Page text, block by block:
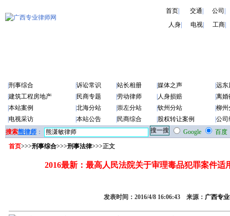
首页| 交通 公司
人身
电视 工商
刑事综合 诉讼常识 站长相册 媒体之声
远东
建筑工程房地产 民商专题 劳动律师 人身损赔
离婚
本站案例 北海分站 崇左分站 钦州分站
柳州
电视采访 本站公告 民商综合 股权转让案例
公司
搜索熊律师 ： Google
百度
首页>>>刑事综合>>>刑事法律>>>正文
2016最新：最高人民法院关于审理毒品犯罪案件适
发表时间：2016/4/8 16:06:43 来源： 广西专